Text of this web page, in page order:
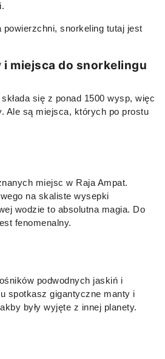
snorkeling tutaj jest
i miejsca do snorkelingu
się z ponad 1500 wysp, więc
Ale są miejsca, których po prostu
miejsc w Raja Ampat.
na skaliste wysepki
wodzie to absolutna magia. Do
fenomenalny.
podwodnych jaskiń i
spotkasz gigantyczne manty i
były wyjęte z innej planety.